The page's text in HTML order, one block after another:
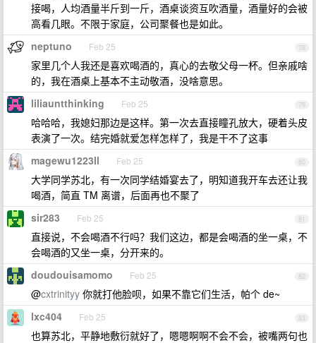
接喝，人均酒量半斤到一斤，酒桌谈资互吹酒量，酒量好的会被
高看几眼。不限于家庭，公司聚餐也是如此。
78
neptuno Feb 25
家里几个人我还是喜欢喝酒的，真心的去敬父母一杯。但亲戚啥
的，我在酒桌上基本不主动敬酒，没啥意思。
79
liliauntthinking Feb 25
哈哈哈，我媳妇那边是这样。第一次去直接瞳孔放大，硬着头皮
表演了一次。结完婚就爱怎样怎样了，我是干不了这事
80
magewu1223ll Feb 25
大学同学苏北，有一次同学结婚宴去了，明知道我开车去还让我
喝酒，简直 TM 离谱，后面再也不聚了
81
sir283 Feb 25
直接说，不会喝酒不行吗？我们这边，都是会喝酒的坐一桌，不
会喝酒的又坐一桌，分开来的。
82
doudouisamomo Feb 25
@cxtrinityy 你就打他脸呗，如果不靠它们生活，帕个 de~
83
lxc404 Feb 25
也算苏北，平静地敷衍就好了，嗯嗯啊啊不会不会，被嘴两句也